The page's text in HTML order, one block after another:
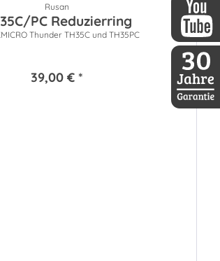
Rusan
PC Reduzierring
Thunder TH35C und TH35PC
39,00 € *
DDoptics